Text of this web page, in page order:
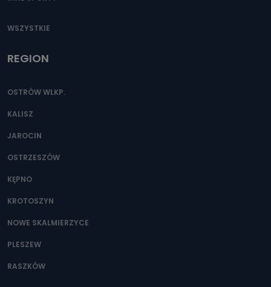
WSZYSTKIE
REGION
OSTRÓW WLKP.
KALISZ
JAROCIN
OSTRZESZÓW
KĘPNO
KROTOSZYN
NOWE SKALMIERZYCE
PLESZEW
RASZKÓW